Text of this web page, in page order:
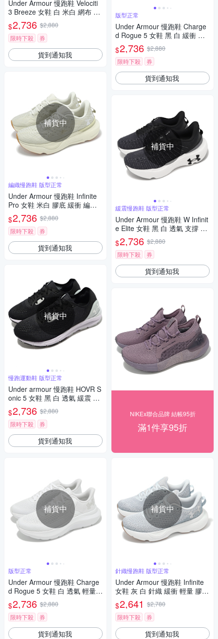
Under Armour 慢跑鞋 Velociti
3 Breeze 女鞋 白 米白 網布 輕
量 緩衝 運動鞋 UA 302752130
1
$2,736 $2,880
限時下殺
券
貨到通知我
補貨中
編織慢跑鞋 版型正常
Under Armour 慢跑鞋 Infinite
Pro 女鞋 米白 膠底 緩衝 編織
運動鞋 UA 3027200108
$2,736 $2,880
限時下殺
券
貨到通知我
補貨中
慢跑運動鞋 版型正常
Under armour 慢跑鞋 HOVR S
onic 5 女鞋 黑 白 透氣 緩震 網
布 運動鞋 UA 3024906001
$2,736 $2,880
限時下殺
券
貨到通知我
補貨中
版型正常
Under Armour 慢跑鞋 Charge
d Rogue 5 女鞋 白 透氣 輕量
緩衝 全白 運動鞋 UA 3028262
100
$2,736 $2,880
限時下殺
券
貨到通知我
版型正常
Under Armour 慢跑鞋 Charge
d Rogue 5 女鞋 黑 白 緩衝 透
氣 輕量 運動鞋 UA 302826200
1
$2,736 $2,880
限時下殺
券
貨到通知我
補貨中
緩震慢跑鞋 版型正常
Under Armour 慢跑鞋 W Infinit
e Elite 女鞋 黑 白 透氣 支撐 緩
震 運動鞋 UA 3027199001
$2,736 $2,880
限時下殺
券
貨到通知我
NIKEx聯合品牌 結帳95折
滿1件享95折
補貨中
針織慢跑鞋 版型正常
Under Armour 慢跑鞋 Infinite
女鞋 灰 白 針織 緩衝 輕量 膠底
運動鞋 UA 3027524104
$2,641 $2,780
限時下殺
券
貨到通知我